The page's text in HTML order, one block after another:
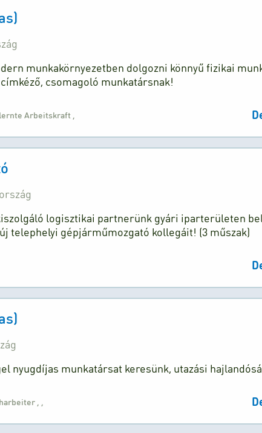
munkakörnyezetben dolgozni könnyű fizikai
csomagoló munkatársnak!
Arbeitskraft
logisztikai partnerünk gyári iparterületen
telephelyi gépjárműmozgató kollegáit! (3 műszak)
nyugdíjas munkatársat keresünk, utazási